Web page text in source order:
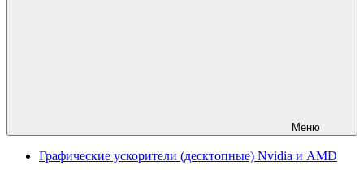
Меню
Графические ускорители (десктопные) Nvidia и AMD